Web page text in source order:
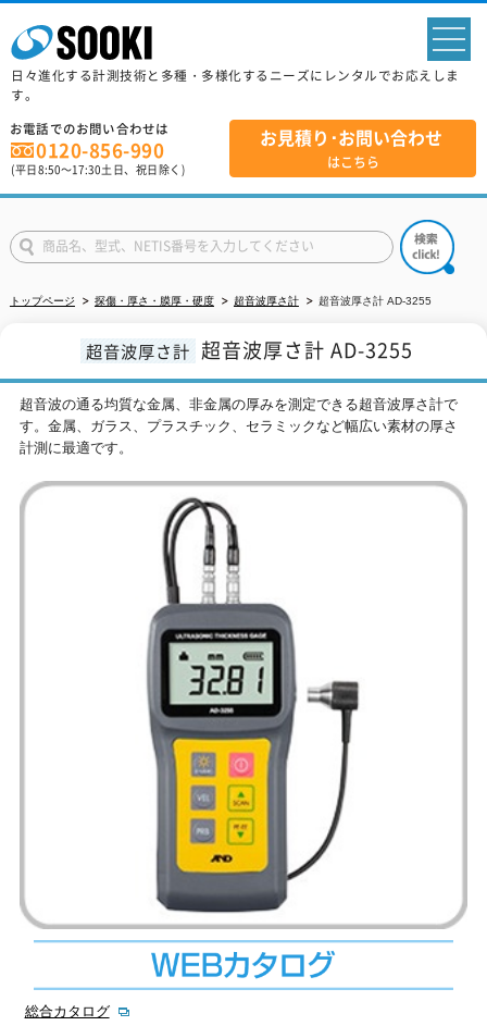
日々進化する計測技術と多種・多様化するニーズにレンタルでお応えしま
す。
お電話でのお問い合わせは
0120-856-990
(平日8:50～17:30土日、祝日除く)
お見積り･お問い合わせ
はこちら
トップページ 探傷・厚さ・膜厚・硬度 超音波厚さ計 超音波厚さ計 AD-3255
超音波厚さ計 超音波厚さ計 AD-3255
超音波の通る均質な金属、非金属の厚みを測定できる超音波厚さ計で
す。金属、ガラス、プラスチック、セラミックなど幅広い素材の厚さ
計測に最適です。
総合カタログ